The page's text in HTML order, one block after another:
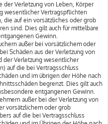
Verletzung von Leben, Körper
wesentlicher Vertragspflichten
die auf ein vorsätzliches oder grob
sind. Dies gilt auch für mittelbare
Gewinn.
außer bei vorsätzlichem oder
Schäden aus der Verletzung von
der Verletzung wesentlicher
auf die bei Vertragsschluss
und im übrigen der Höhe nach
begrenzt. Dies gilt auch
entgangenen Gewinn.
außer bei der Verletzung von
vorsätzlichem oder grob
auf die bei Vertragsschluss